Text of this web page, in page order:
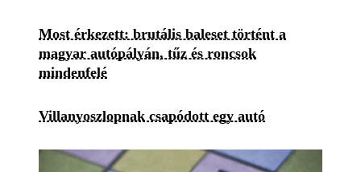
Most érkezett: brutális baleset történt a
magyar autópályán, tűz és roncsok
mindenfelé
Villanyoszlopnak csapódott egy autó